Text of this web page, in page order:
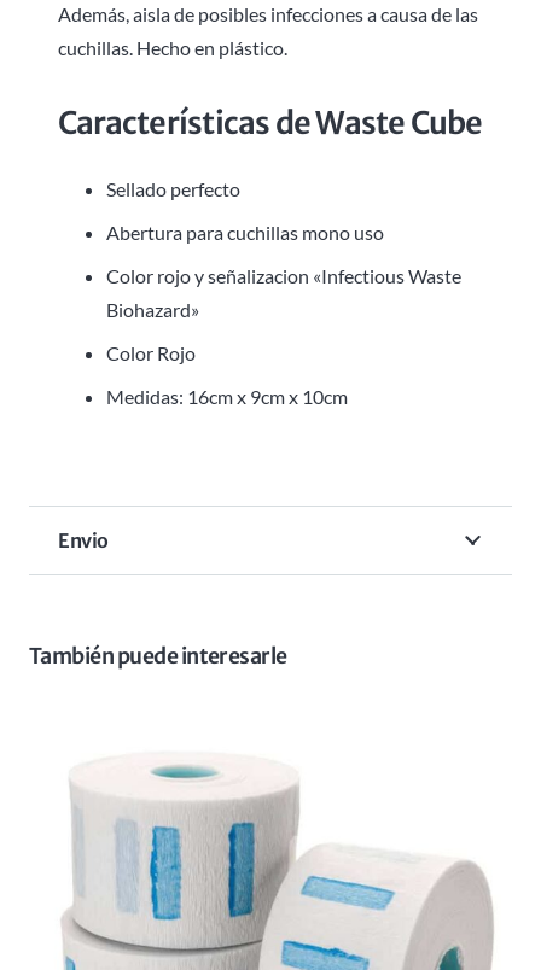
Además, aisla de posibles infecciones a causa de las
cuchillas. Hecho en plástico.
Características de Waste Cube
Sellado perfecto
Abertura para cuchillas mono uso
Color rojo y señalizacion «Infectious Waste
Biohazard»
Color Rojo
Medidas: 16cm x 9cm x 10cm
Envio
También puede interesarle